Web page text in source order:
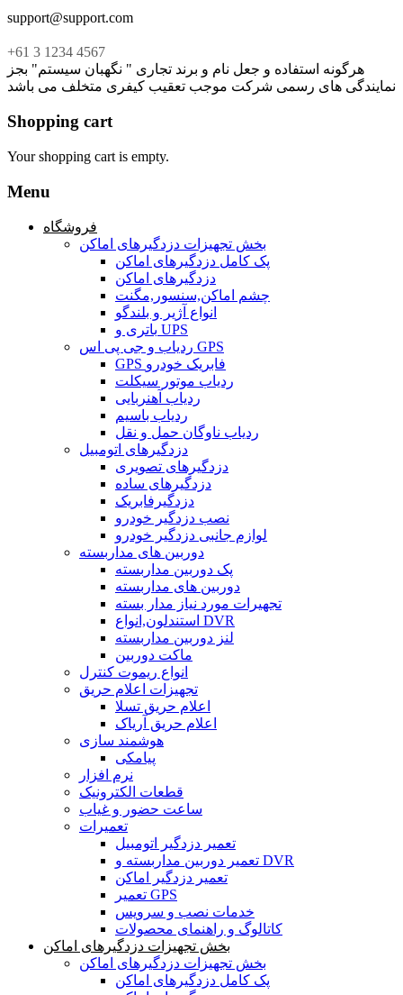
support@support.com
+61 3 1234 4567
هرگونه استفاده و جعل نام و برند تجاری " نگهبان سیستم" بجز
نمایندگی های رسمی شرکت موجب تعقیب کیفری متخلف می باشد
Shopping cart
Your shopping cart is empty.
Menu
فروشگاه
بخش تجهیزات دزدگیرهای اماکن
پک کامل دزدگیرهای اماکن
دزدگیرهای اماکن
چشم اماکن,سنسور,مگنت
انواع آژیر و بلندگو
باتری و UPS
ردیاب و جی پی اس GPS
GPS فابریک خودرو
ردیاب موتور سیکلت
ردیاب آهنربایی
ردیاب باسیم
ردیاب ناوگان حمل و نقل
دزدگیرهای اتومبیل
دزدگیرهای تصویری
دزدگیرهای ساده
دزدگیرفابریک
نصب دزدگیر خودرو
لوازم جانبی دزدگیر خودرو
دوربین های مداربسته
پک دوربین مداربسته
دوربین های مداربسته
تجهیرات مورد نیاز مدار بسته
استندلون,انواع DVR
لنز دوربین مداربسته
ماکت دوربین
انواع ریموت کنترل
تجهیزات اعلام حریق
اعلام حریق تسلا
اعلام حریق آریاک
هوشمند سازی
پیامکی
نرم افزار
قطعات الکترونیک
ساعت حضور و غیاب
تعمیرات
تعمیر دزدگیر اتومبیل
تعمیر دوربین مداربسته و DVR
تعمیر دزدگیر اماکن
تعمیر GPS
خدمات نصب و سرویس
کاتالوگ و راهنمای محصولات
بخش تجهیزات دزدگیرهای اماکن
بخش تجهیزات دزدگیرهای اماکن
پک کامل دزدگیرهای اماکن